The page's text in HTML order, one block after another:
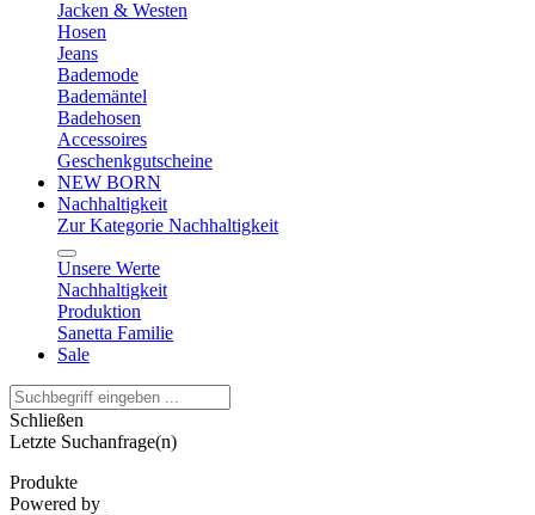
Jacken & Westen
Hosen
Jeans
Bademode
Bademäntel
Badehosen
Accessoires
Geschenkgutscheine
NEW BORN
Nachhaltigkeit
Zur Kategorie Nachhaltigkeit
Unsere Werte
Nachhaltigkeit
Produktion
Sanetta Familie
Sale
Schließen
Letzte Suchanfrage(n)
Produkte
Powered by